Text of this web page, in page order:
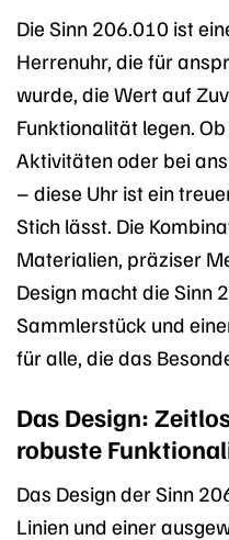
Die Sinn 206.010 ist
Herrenuhr, die für
wurde, die Wert auf
Funktionalität legen.
Aktivitäten oder bei
– diese Uhr ist ein
Stich lässt. Die
Materialien, präziser
Design macht die Sinn
Sammlerstück und
für alle, die das
Das Design:
robuste
Das Design der Sinn
Linien und einer